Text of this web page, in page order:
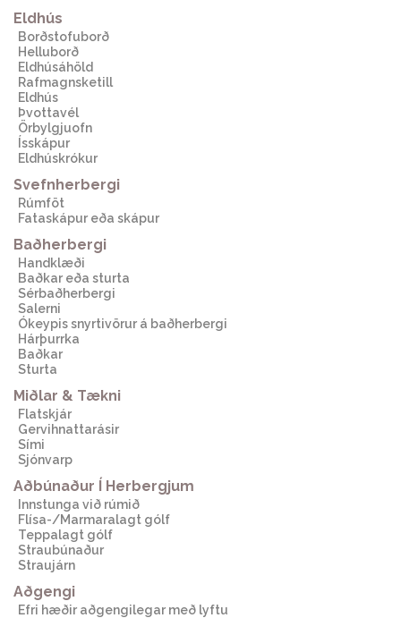
Eldhús
Borðstofuborð
Helluborð
Eldhúsáhöld
Rafmagnsketill
Eldhús
Þvottavél
Örbylgjuofn
Ísskápur
Eldhúskrókur
Svefnherbergi
Rúmföt
Fataskápur eða skápur
Baðherbergi
Handklæði
Baðkar eða sturta
Sérbaðherbergi
Salerni
Ókeypis snyrtivörur á baðherbergi
Hárþurrka
Baðkar
Sturta
Miðlar & Tækni
Flatskjár
Gervihnattarásir
Sími
Sjónvarp
Aðbúnaður Í Herbergjum
Innstunga við rúmið
Flísa-/Marmaralagt gólf
Teppalagt gólf
Straubúnaður
Straujárn
Aðgengi
Efri hæðir aðgengilegar með lyftu